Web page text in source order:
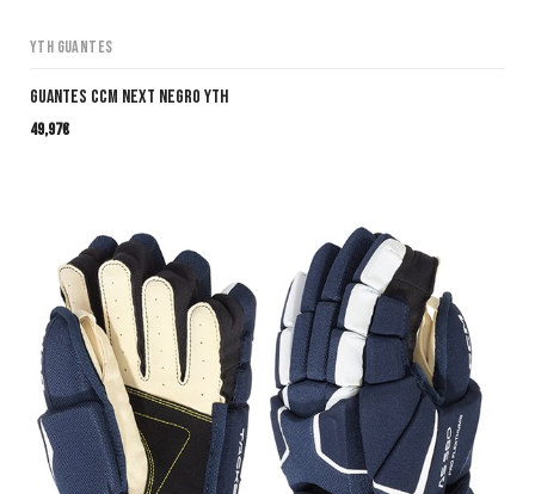
YTH Guantes
Guantes CCM Next Negro YTH
49,97€